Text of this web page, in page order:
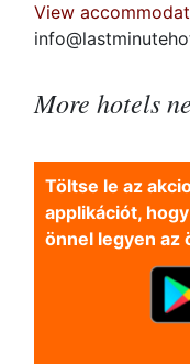
View
More hotels
Töltse le az
applikációt,
önnel legyen az